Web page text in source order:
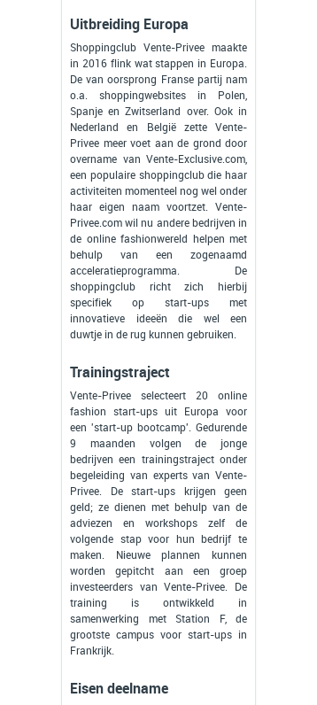
Uitbreiding Europa
Shoppingclub Vente-Privee maakte
in 2016 flink wat stappen in Europa.
De van oorsprong Franse partij nam
o.a. shoppingwebsites in Polen,
Spanje en Zwitserland over. Ook in
Nederland en België zette Vente-
Privee meer voet aan de grond door
overname van Vente-Exclusive.com,
een populaire shoppingclub die haar
activiteiten momenteel nog wel onder
haar eigen naam voortzet. Vente-
Privee.com wil nu andere bedrijven in
de online fashionwereld helpen met
behulp van een zogenaamd
acceleratieprogramma. De
shoppingclub richt zich hierbij
specifiek op start-ups met
innovatieve ideeën die wel een
duwtje in de rug kunnen gebruiken.
Trainingstraject
Vente-Privee selecteert 20 online
fashion start-ups uit Europa voor
een 'start-up bootcamp'. Gedurende
9 maanden volgen de jonge
bedrijven een trainingstraject onder
begeleiding van experts van Vente-
Privee. De start-ups krijgen geen
geld; ze dienen met behulp van de
adviezen en workshops zelf de
volgende stap voor hun bedrijf te
maken. Nieuwe plannen kunnen
worden gepitcht aan een groep
investeerders van Vente-Privee. De
training is ontwikkeld in
samenwerking met Station F, de
grootste campus voor start-ups in
Frankrijk.
Eisen deelname